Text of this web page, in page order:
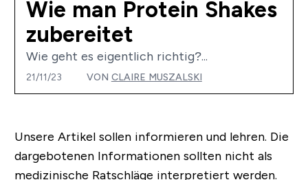
Wie man Protein Shakes
zubereitet
Wie geht es eigentlich richtig?...
21/11/23 VON CLAIRE MUSZALSKI
Unsere Artikel sollen informieren und lehren. Die
dargebotenen Informationen sollten nicht als
medizinische Ratschläge interpretiert werden.